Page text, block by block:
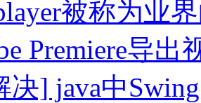
被称为业
Premiere导出
决] java中